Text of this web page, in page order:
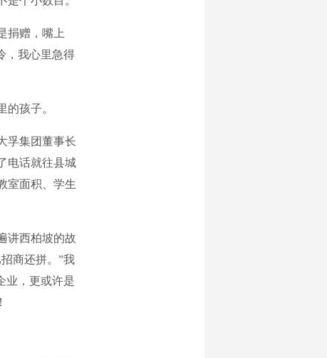
捐赠，嘴上
，我心里急得
孩子。
孚集团董事长
电话就往县城
室面积、学生
讲西柏坡的故
商还拼。”我
业，更或许是